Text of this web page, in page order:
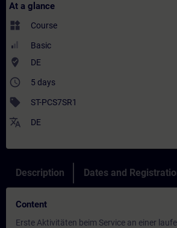
At a glance
widgets Course
Basic
where_to_vote DE
access_time 5 days
sell ST-PCS7SR1
translate DE
Description Dates and
Content
Erste Aktivitäten beim Service an einer